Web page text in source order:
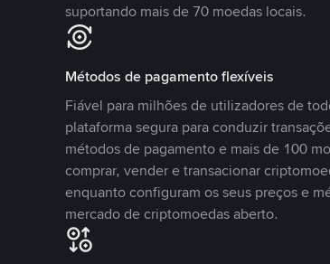
suportando mais de 70 moedas locais.
Métodos de pagamento flexíveis
Fiável para milhões de utilizadores de
plataforma segura para conduzir
métodos de pagamento e mais de 100
comprar, vender e transacionar
enquanto configuram os seus preços e
mercado de criptomoedas aberto.